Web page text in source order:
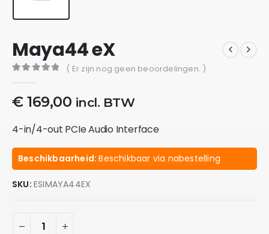
Maya44 eX
( Er zijn nog geen beoordelingen. )
€169,00 incl. BTW
4-in/4-out PCIe Audio Interface
Beschikbaarheid:Beschikbaar via nabestelling
SKU: ESIMAYA44EX